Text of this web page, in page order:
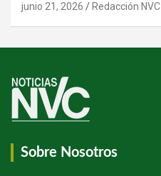
junio 21, 2026 Redacción NVC
Sobre Nosotros